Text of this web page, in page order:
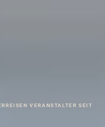
VERANSTALTER SEIT